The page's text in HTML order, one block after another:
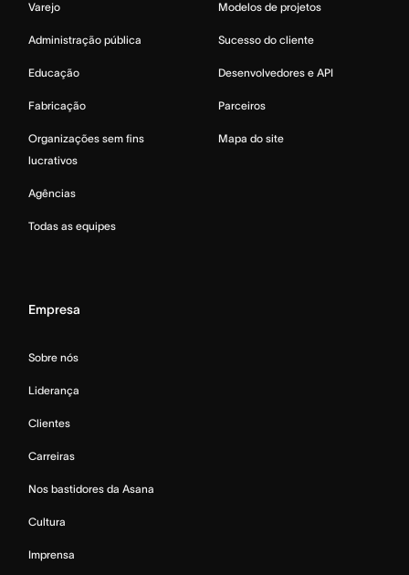
Varejo
Administração pública
Educação
Fabricação
Organizações sem fins
lucrativos
Agências
Todas as equipes
Modelos de projetos
Sucesso do cliente
Desenvolvedores e API
Parceiros
Mapa do site
Empresa
Sobre nós
Liderança
Clientes
Carreiras
Nos bastidores da Asana
Cultura
Imprensa